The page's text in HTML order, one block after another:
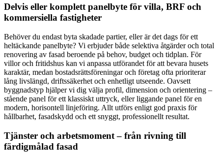
Delvis eller komplett panelbyte för villa, BRF och
kommersiella fastigheter
Behöver du endast byta skadade partier, eller är det dags för ett
heltäckande panelbyte? Vi erbjuder både selektiva åtgärder och total
renovering av fasad beroende på behov, budget och tidplan. För
villor och fritidshus kan vi anpassa utförandet för att bevara husets
karaktär, medan bostadsrättsföreningar och företag ofta prioriterar
lång livslängd, driftssäkerhet och enhetligt utseende. Oavsett
byggnadstyp hjälper vi dig välja profil, dimension och orientering –
stående panel för ett klassiskt uttryck, eller liggande panel för en
modern, horisontell linjeföring. Allt utförs enligt god praxis för
hållbarhet, fasadskydd och ett snyggt, professionellt resultat.
Tjänster och arbetsmoment – från rivning till
färdigmålad fasad